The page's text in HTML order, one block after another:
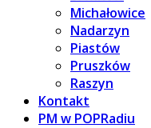
Michałowice
Nadarzyn
Piastów
Pruszków
Raszyn
Kontakt
PM w POPRadiu